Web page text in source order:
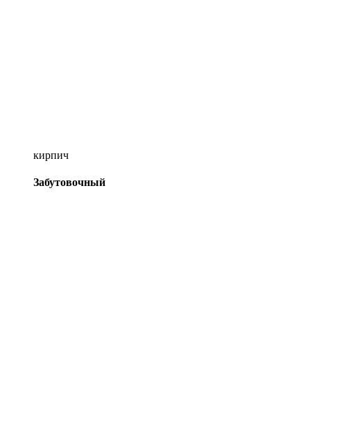
кирпич
Забутовочный